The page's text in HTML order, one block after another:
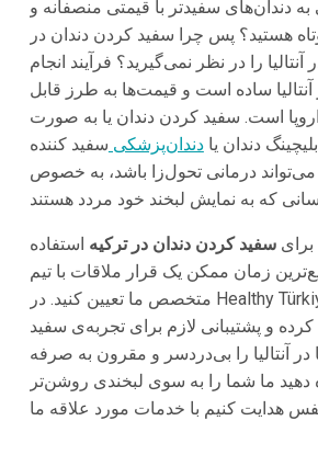
به دندان‌های سفیدتر با قیمتی منصفانه و
هستید؟ پس چرا سفید کردن دندان در
آنتالیا را در نظر نمی‌گیرید؟ فرآیند انجام
ساده است و قیمت‌ها به طرز قابل
است. سفید کردن دندان یا به صورت
دندان یادندان‌پزشکی سفید کننده
درمانی تحول‌زا باشد، به خصوص
برایسفید کردن دندان در ترکیه استفاده
زمان ممکن یک قرار ملاقات با تیم
متخصص ما تعیین کنید. در Healthy Türkiye، اهمیت یک لبخند
و پشتیبانی لازم برای تجربه‌ی سفید
آنتالیا را بی‌دردسر و مقرون به صرفه
دهید ما شما را به سوی لبخندی روشن‌تر